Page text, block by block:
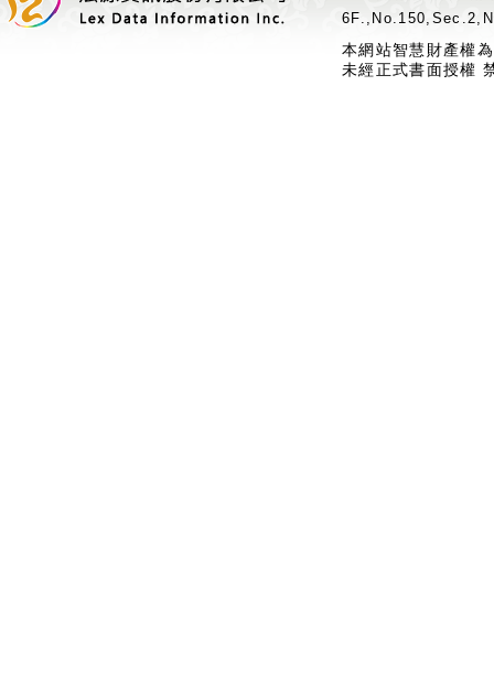
本網站智慧財產權
未經正式書面授權